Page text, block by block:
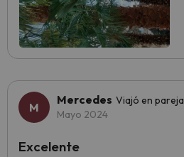
Mercedes Viajó en pareja
Mayo 2024
Excelente